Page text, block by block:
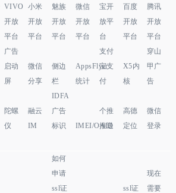
VIVO
开放
平台
小米
开放
平台
魅族
开放
平台
微信
开放
平台
宝开
放平
台
百度
开放
平台
腾讯
开放
平台
广告
启动
屏
微信
分享
侧边
栏
AppsFlyer
统计
支付
宝支
付
X5内
核
穿山
甲广
告
陀螺
仪
融云
IM
IDFA
广告
标识
IMEI/OAID
个推
推送
高德
定位
微信
登录
如何
申请
ssl证
ssl证
现在
需要